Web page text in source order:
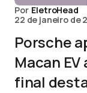
Por EletroHead
22 de janeiro de
Porsche
Macan
final